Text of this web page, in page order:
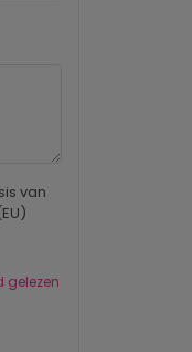
van
gelezen